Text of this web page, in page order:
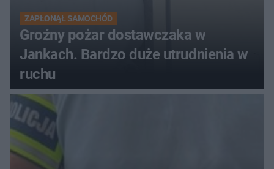
ZAPŁONĄŁ SAMOCHÓD
Groźny pożar dostawczaka w
Jankach. Bardzo duże utrudnienia w
ruchu